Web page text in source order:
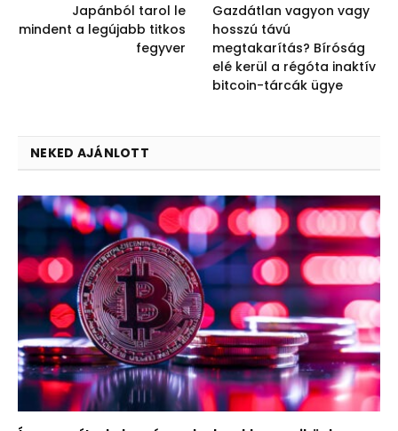
Japánból tarol le
mindent a legújabb titkos
fegyver
Gazdátlan vagyon vagy
hosszú távú
megtakarítás? Bíróság
elé kerül a régóta inaktív
bitcoin-tárcák ügye
NEKED AJÁNLOTT